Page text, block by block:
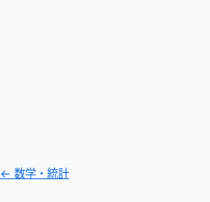
← 数学・統計